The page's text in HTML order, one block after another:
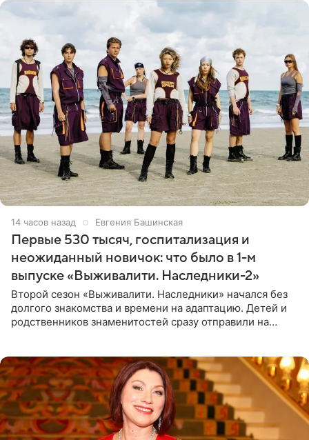
14 часов назад Евгения Башинская
Первые 530 тысяч, госпитализация и
неожиданный новичок: что было в 1-м
выпуске «Выживалити. Наследники-2»
Второй сезон «Выживалити. Наследники» начался без
долгого знакомства и времени на адаптацию. Детей и
родственников знаменитостей сразу отправили на